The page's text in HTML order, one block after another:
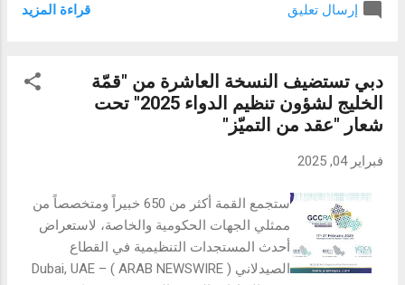
جمهورية العراق ( الاثنين 5 شباط / فبراير 2025):
عدد من محطات توليد الكهرباء الرئيسية، مما
يعزز أداء وكفاءة وحدات التوليد القائمة استعداداً
لموسم الصيف، وتأتي هذه المشاريع ضمن جهود
الطاقة، بما يواكب استراتيجية العراق لتأمين
المزيد من الكهرباء والتحول إلى طاقة أكثر
استدامة وتقليل كثافة الانبعاثات الكربونية.
وتشمل إحدى المشروعات تحديث 46 توربين
غازي في 12 محطة كهرباء، ما يسهم في إضافة
إرسال تعليق قراءة المزيد
دبي تستضيف النسخة العاشرة من "قمّة
الخليج لشؤون تنظيم الدواء 2025" تحت
شعار "عقد من التميّز"
فبراير 04, 2025
ستجمع القمة أكثر من 650 خبيراً ومتخصصاً من
ممثلي الجهات الحكومية والخاصة، لاستعراض
أحدث المستجدات التنظيمية في القطاع
الصيدلاني Dubai, UAE – ( ARAB NEWSWIRE )